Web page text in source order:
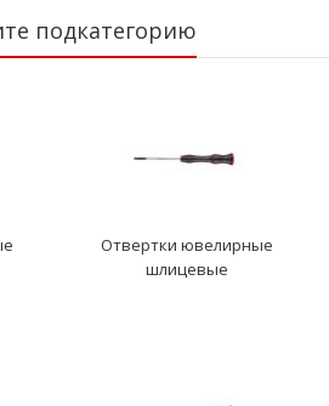
подкатегорию
Отвертки ювелирные
шлицевые